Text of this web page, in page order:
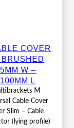
COVER
W –
L
M
Cable Cover
Slim – Cable
(lying profile)